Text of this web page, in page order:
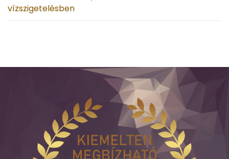
vízszigetelésben